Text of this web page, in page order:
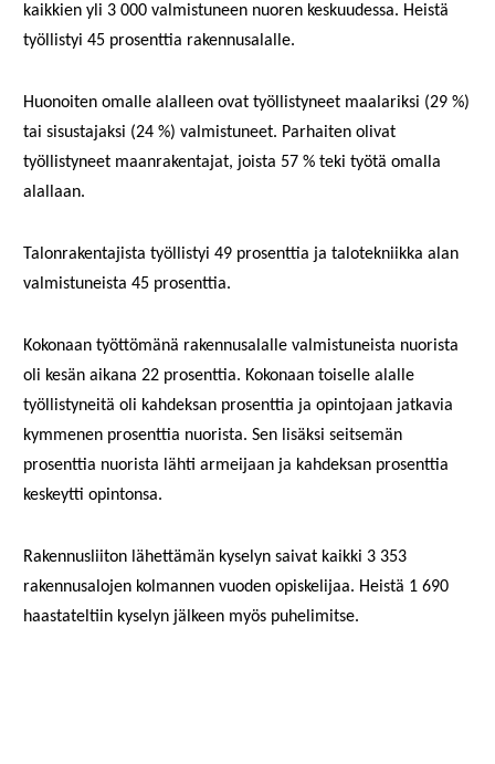
kaikkien yli 3 000 valmistuneen nuoren keskuudessa. Heistä
työllistyi 45 prosenttia rakennusalalle.
Huonoiten omalle alalleen ovat työllistyneet maalariksi (29 %)
tai sisustajaksi (24 %) valmistuneet. Parhaiten olivat
työllistyneet maanrakentajat, joista 57 % teki työtä omalla
alallaan.
Talonrakentajista työllistyi 49 prosenttia ja talotekniikka alan
valmistuneista 45 prosenttia.
Kokonaan työttömänä rakennusalalle valmistuneista nuorista
oli kesän aikana 22 prosenttia. Kokonaan toiselle alalle
työllistyneitä oli kahdeksan prosenttia ja opintojaan jatkavia
kymmenen prosenttia nuorista. Sen lisäksi seitsemän
prosenttia nuorista lähti armeijaan ja kahdeksan prosenttia
keskeytti opintonsa.
Rakennusliiton lähettämän kyselyn saivat kaikki 3 353
rakennusalojen kolmannen vuoden opiskelijaa. Heistä 1 690
haastateltiin kyselyn jälkeen myös puhelimitse.